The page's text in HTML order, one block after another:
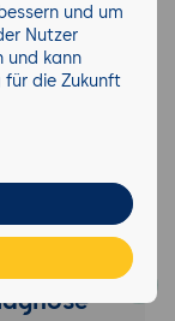
Cookies
und um
Nutzer
und kann
für die Zukunft